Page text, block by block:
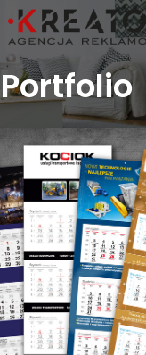
Portfolio